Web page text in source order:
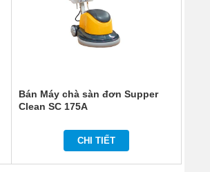
Bán Máy chà sàn đơn Supper
Clean SC 175A
CHI TIẾT